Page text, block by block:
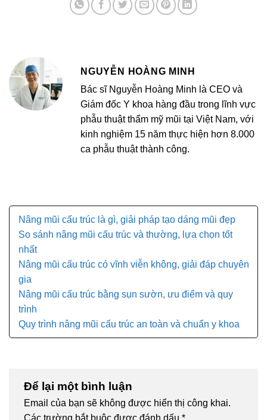
NGUYỄN HOÀNG MINH
Bác sĩ Nguyễn Hoàng Minh là CEO và
Giám đốc Y khoa hàng đầu trong lĩnh vực
phẫu thuật thẩm mỹ mũi tại Việt Nam, với
kinh nghiệm 15 năm thực hiện hơn 8.000
ca phẫu thuật thành công.
Nâng mũi cấu trúc là gì, giải pháp tạo dáng mũi đẹp
So sánh nâng mũi cấu trúc và thường, lựa chọn tốt
nhất
Nâng mũi cấu trúc có vĩnh viễn không, giải đáp chuyên
gia
Nâng mũi cấu trúc bằng sụn sườn, ưu điểm và quy
trình
Quy trình nâng mũi cấu trúc an toàn và chuẩn y khoa
Để lại một bình luận
Email của bạn sẽ không được hiển thị công khai.